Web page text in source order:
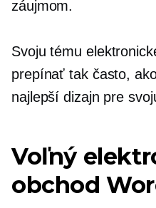
záujmom.
Svoju tému
prepínať tak často,
najlepší dizajn pre
Voľný
obchod